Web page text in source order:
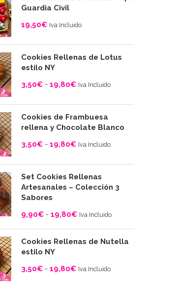
Guardia Civil
19,50€ Iva Incluido
Cookies Rellenas de Lotus
estilo NY
3,50€ - 19,80€ Iva Incluido
Cookies de Frambuesa
rellena y Chocolate Blanco
3,50€ - 19,80€ Iva Incluido
Set Cookies Rellenas
Artesanales – Colección 3
Sabores
9,90€ - 19,80€ Iva Incluido
Cookies Rellenas de Nutella
estilo NY
3,50€ - 19,80€ Iva Incluido